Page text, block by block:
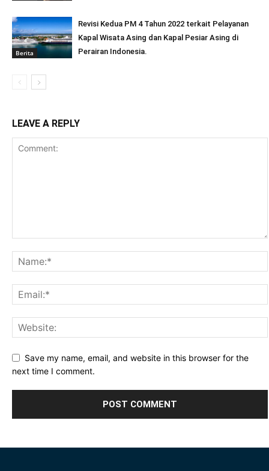
Berita
Revisi Kedua PM 4 Tahun 2022 terkait Pelayanan
Kapal Wisata Asing dan Kapal Pesiar Asing di
Perairan Indonesia.
LEAVE A REPLY
Save my name, email, and website in this browser for the
next time I comment.